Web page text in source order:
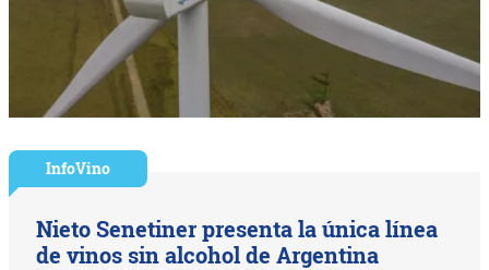
InfoVino
Nieto Senetiner presenta la única línea
de vinos sin alcohol de Argentina